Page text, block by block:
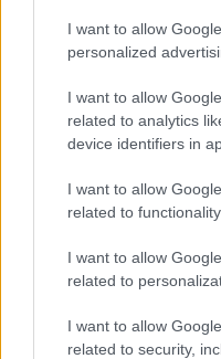
I want to allow
personalized
I want to allow
related to analytics
device identifiers in
I want to allow
related to
I want to allow
related to
I want to allow
related to security,
Újabb magyar